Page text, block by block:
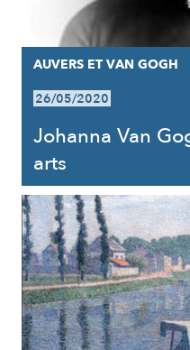
AUVERS ET VAN GOGH
26/05/2020
Johanna Van
arts